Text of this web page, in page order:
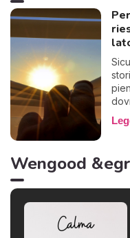
via.
Wengood